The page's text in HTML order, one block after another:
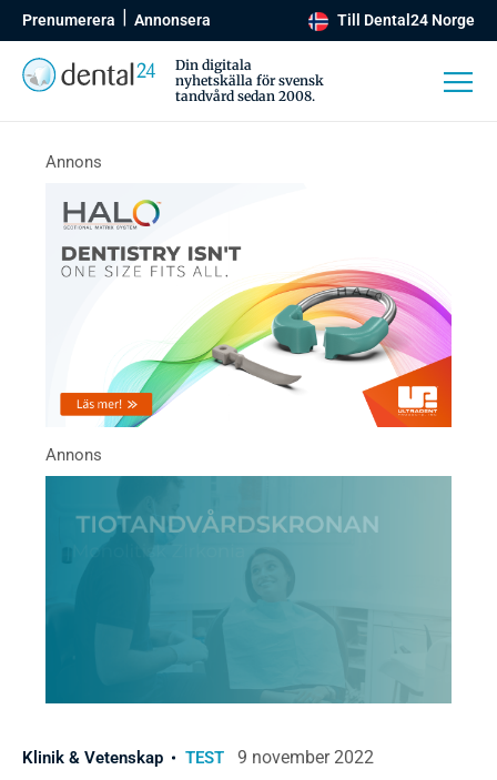
Prenumerera Annonsera Till Dental24 Norge
Din digitala
nyhetskälla för svensk
tandvård sedan 2008.
Klinik & Vetenskap TEST 9 november 2022